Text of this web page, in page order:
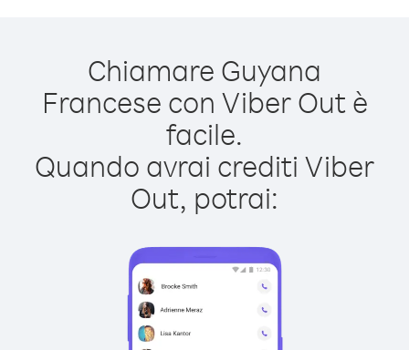
Chiamare Guyana
Francese con Viber Out è
facile.
Quando avrai crediti Viber
Out, potrai: